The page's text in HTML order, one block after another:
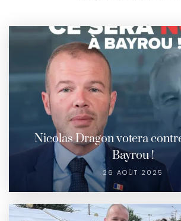
Nicolas Dragon votera
Bayrou !
26 AOÛT 2025